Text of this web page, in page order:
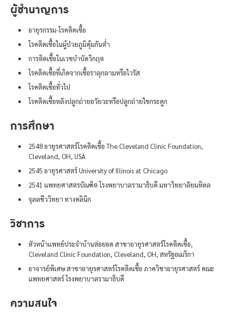
ผู้ชำนาญการ
อายุรกรรม-โรคติดเชื้อ
โรคติดเชื้อในผู้ป่วยภูมิคุ้มกันต่ำ
การติดเชื้อในเวชบำบัดวิกฤต
โรคติดเชื้อที่เกิดจากเชื้อราลุกลามหรือไวรัส
โรคติดเชื้อทั่วไป
โรคติดเชื้อหลังปลูกถ่ายอวัยวะหรือปลูกถ่ายไขกระดูก
การศึกษา
2548 อายุรศาสตร์โรคติดเชื้อ The Cleveland Clinic Foundation,
Cleveland, OH, USA
2545 อายุรศาสตร์ University of Illinois at Chicago
2541 แพทยศาสตรบัณฑิต โรงพยาบาลรามาธิบดี มหาวิทยาลัยมหิดล
จุลลชีววิทยา ทางคลินิก
วิชาการ
หัวหน้าแพทย์ประจำบ้านต่อยอด สาขาอายุรศาสตร์โรคติดเชื้อ,
Cleveland Clinic Foundation, Cleveland, OH, สหรัฐอเมริกา
อาจารย์พิเศษ สาขาอายุรศาสตร์โรคติดเชื้อ ภาควิชาอายุรศาสตร์ คณะ
แพทยศาสตร์ โรงพยาบาลรามาธิบดี
ความสนใจ